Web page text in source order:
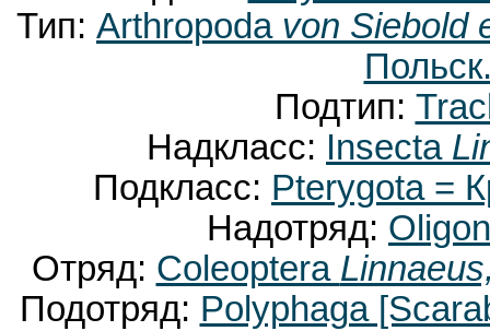
Тип: Arthropoda von Siebold
Подтип:
Надкласс: Insecta
Подкласс: Pterygota =
Надотряд:
Отряд: Coleoptera
Подотряд: Polyphaga